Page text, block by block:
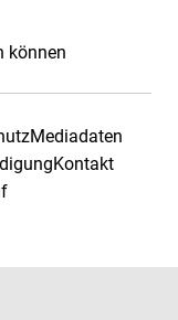
können
Mediadaten
Kontakt